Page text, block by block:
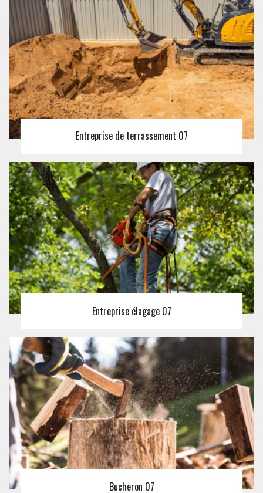
Entreprise de terrassement 07
Entreprise élagage 07
Bucheron 07